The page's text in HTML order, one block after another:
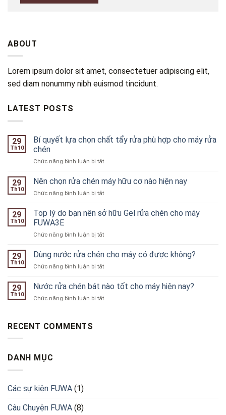
ABOUT
Lorem ipsum dolor sit amet, consectetuer adipiscing elit,
sed diam nonummy nibh euismod tincidunt.
LATEST POSTS
29
Th10
Bí quyết lựa chọn chất tẩy rửa phù hợp cho máy rửa
chén
Chức năng bình luận bị tắtở
quyết
chọn
tẩy
hợp
máy
29
Th10
Nên chọn rửa chén máy hữu cơ nào hiện nay
Chức năng bình luận bị tắtở
chọn
máy
cơ
hiện
29
Th10
Top lý do bạn nên sở hữu Gel rửa chén cho máy
FUWA3E
Chức năng bình luận bị tắtở
bạn
sở
29
Th10
Dùng nước rửa chén cho máy có được không?
Chức năng bình luận bị tắtở
nước
chén
29
Th10
Nước rửa chén bát nào tốt cho máy hiện nay?
Chức năng bình luận bị tắtở
RECENT COMMENTS
DANH MỤC
Các sự kiện FUWA (1)
Câu Chuyện FUWA (8)